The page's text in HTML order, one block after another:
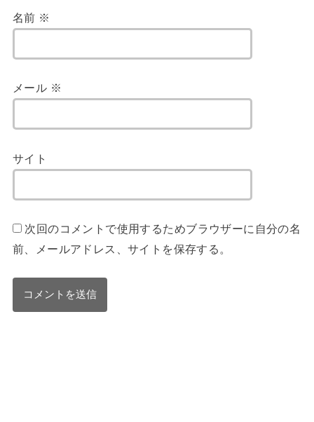
名前 ※
メール ※
サイト
次回のコメントで使用するためブラウザーに自分の名
前、メールアドレス、サイトを保存する。